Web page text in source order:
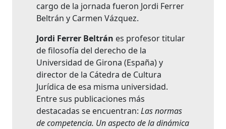
cargo de la jornada fueron Jordi Ferrer
Beltrán y Carmen Vázquez.
Jordi Ferrer Beltrán es profesor titular
de filosofía del derecho de la
Universidad de Girona (España) y
director de la Cátedra de Cultura
Jurídica de esa misma universidad.
Entre sus publicaciones más
destacadas se encuentran: Las normas
de competencia. Un aspecto de la dinámica